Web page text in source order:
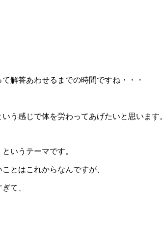
解答あわせるまでの時間ですね・・・
う感じで体を労わってあげたいと思います。
いうテーマです。
とはこれからなんですが、
て、